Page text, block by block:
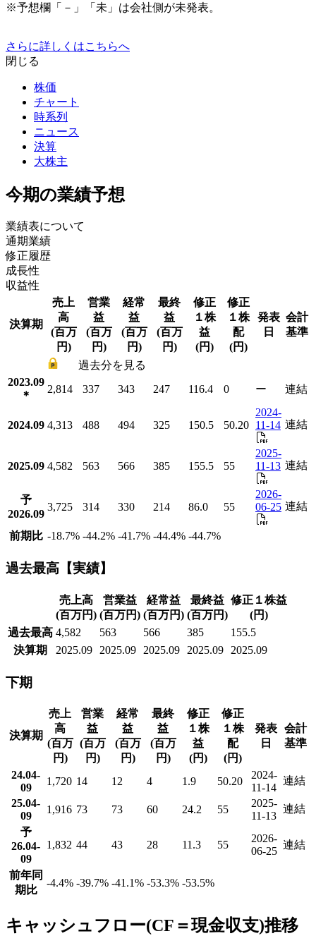
※予想欄「－」「未」は会社側が未発表。
さらに詳しくはこちらへ
閉じる
株価
チャート
時系列
ニュース
決算
大株主
今期の業績予想
業績表について
通期業績
修正履歴
成長性
収益性
決算期
売上
高
(百万
円)
営業
益
(百万
円)
経常
益
(百万
円)
最終
益
(百万
円)
修正
１株
益
(円)
修正
１株
配
(円)
発表
日
会計
基準
過去分を見る
2023.09
＊
2,814 337 343 247 116.4 0 ー 連結
2024.09 4,313 488 494 325 150.5 50.20
2024-
11-14 連結
2025.09 4,582 563 566 385 155.5 55
2025-
11-13 連結
予
2026.09
3,725 314 330 214 86.0 55
2026-
06-25 連結
前期比 -18.7% -44.2% -41.7% -44.4% -44.7%
過去最高【実績】
売上高
(百万円)
営業益
(百万円)
経常益
(百万円)
最終益
(百万円)
修正１株益
(円)
過去最高 4,582 563 566 385
155.5
決算期
2025.09 2025.09 2025.09 2025.09 2025.09
下期
決算期
売上
高
(百万
円)
営業
益
(百万
円)
経常
益
(百万
円)
最終
益
(百万
円)
修正
１株
益
(円)
修正
１株
配
(円)
発表
日
会計
基準
24.04-
09
1,720 14 12 4 1.9 50.20
2024-
11-14
連結
25.04-
09
1,916 73 73 60 24.2 55
2025-
11-13
連結
予
26.04-
09
1,832 44 43 28 11.3 55
2026-
06-25
連結
前年同
期比
-4.4% -39.7% -41.1% -53.3% -53.5%
キャッシュフロー(CF＝現金収支)推移